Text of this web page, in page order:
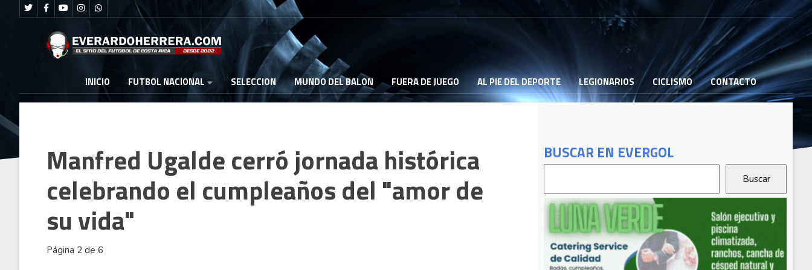
INICIO FUTBOL NACIONAL SELECCION MUNDO DEL BALON FUERA DE JUEGO AL PIE DEL DEPORTE LEGIONARIOS CICLISMO CONTACTO
BUSCAR EN EVERGOL
Manfred Ugalde cerró jornada histórica
celebrando el cumpleaños del "amor de
su vida"
Página 2 de 6